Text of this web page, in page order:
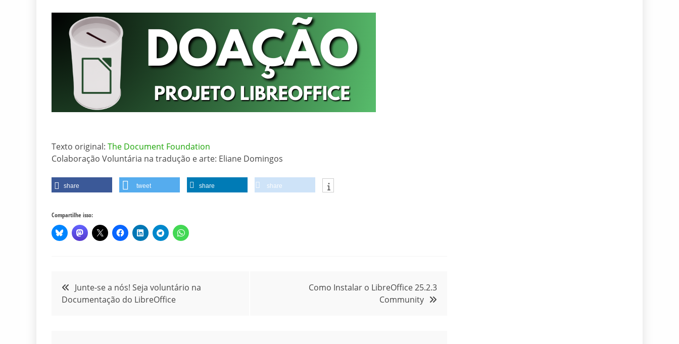
Texto original: The Document Foundation
Colaboração Voluntária na tradução e arte: Eliane Domingos
share tweet share share
Compartilhe isso:
Navegação
de
Junte-se a nós! Seja voluntário na
Documentação do LibreOffice
Como Instalar o LibreOffice 25.2.3
Community